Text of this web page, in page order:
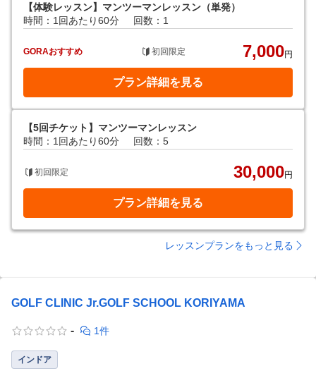
【体験レッスン】マンツーマンレッスン（単発）
時間：1回あたり60分
回数：1
GORAおすすめ 初回限定 7,000円
プラン詳細を見る
【5回チケット】マンツーマンレッスン
時間：1回あたり60分
回数：5
初回限定 30,000円
プラン詳細を見る
レッスンプランをもっと見る
GOLF CLINIC Jr.GOLF SCHOOL KORIYAMA
- 1件
インドア